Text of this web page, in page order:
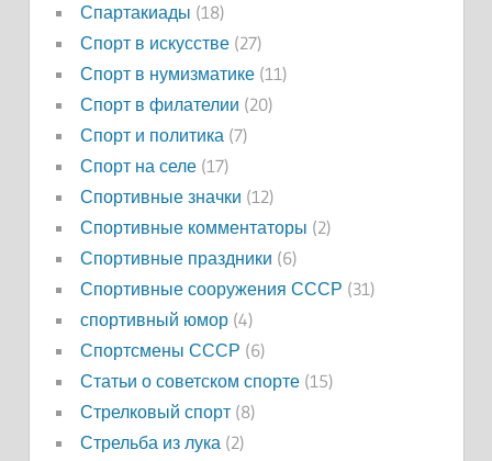
Спартакиады (18)
Спорт в искусстве(27)
Спорт в нумизматике(11)
Спорт в филателии (20)
Спорт и политика(7)
Спорт на селе(17)
Спортивные значки (12)
Спортивные комментаторы (2)
Спортивные праздники (6)
Спортивные сооружения СССР (31)
спортивный юмор(4)
Спортсмены СССР (6)
Статьи о советском спорте(15)
Стрелковый спорт(8)
Стрельба из лука(2)